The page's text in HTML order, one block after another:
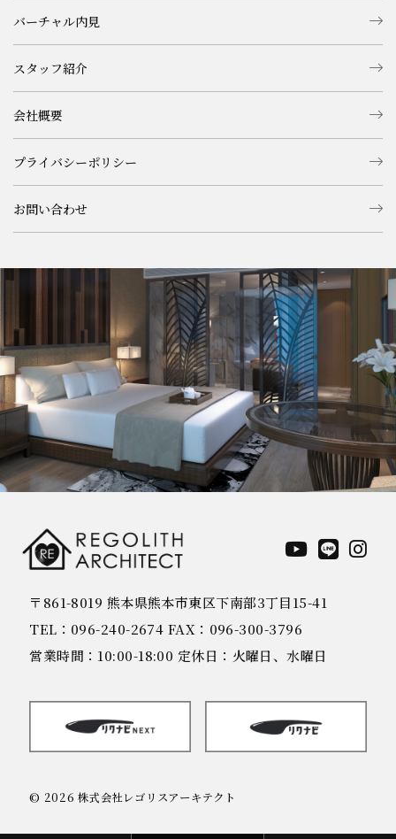
バーチャル内見
スタッフ紹介
会社概要
プライバシーポリシー
お問い合わせ
〒861-8019 熊本県熊本市東区下南部3丁目15-41
TEL：096-240-2674 FAX：096-300-3796
営業時間：10:00-18:00 定休日：火曜日、水曜日
© 2026 株式会社レゴリスアーキテクト